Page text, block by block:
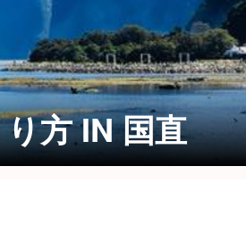
方 IN 国直